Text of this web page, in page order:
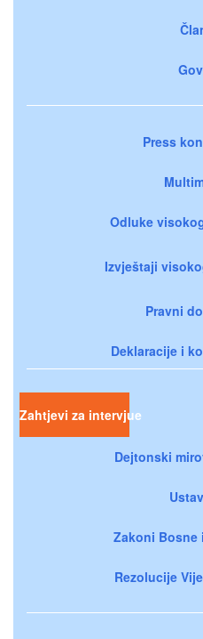
Press
Odluke
Izvještaji
Pravni
Deklaracije i
Zahtjevi za intervjue
Dejtonski
Zakoni Bosne
Rezolucije